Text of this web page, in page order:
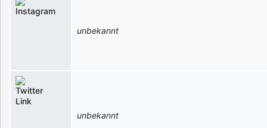
unbekannt
unbekannt